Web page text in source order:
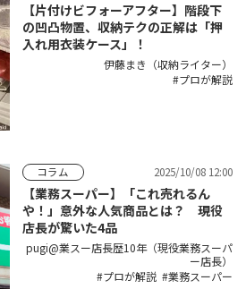
【片付けビフォーアフター】階段下
の凹凸物置、収納テクの正解は「押
入れ用衣装ケース」！
伊藤まき（収納ライター）
プロが解説
コラム 2025/10/08 12:00
【業務スーパー】「これ売れるん
や！」意外な人気商品とは？ 現役
店長が驚いた4品
pugi@業スー店長歴10年（現役業務スーパ
ー店長）
プロが解説
業務スーパー